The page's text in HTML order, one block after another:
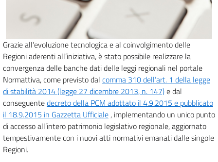
Grazie all’evoluzione tecnologica e al coinvolgimento delle
Regioni aderenti all’iniziativa, è stato possibile realizzare la
convergenza delle banche dati delle leggi regionali nel portale
Normattiva, come previsto dal comma 310 dell’art. 1 della legge
di stabilità 2014 (legge 27 dicembre 2013, n. 147)e dal
conseguentedecreto della PCM adottato il 4.9.2015 e pubblicato
il 18.9.2015 in Gazzetta Ufficiale , implementando un unico punto
di accesso all’intero patrimonio legislativo regionale, aggiornato
tempestivamente con i nuovi atti normativi emanati dalle singole
Regioni.